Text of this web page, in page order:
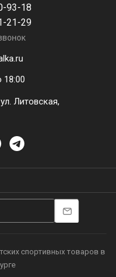
93-18
21-29
18:00
Литовская,
спортивных товаров в